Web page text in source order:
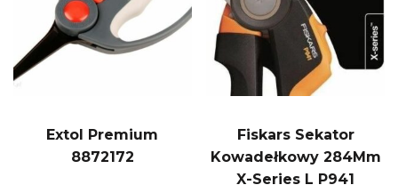
Extol Premium
8872172
Fiskars Sekator
Kowadełkowy 284Mm
X-Series L P941